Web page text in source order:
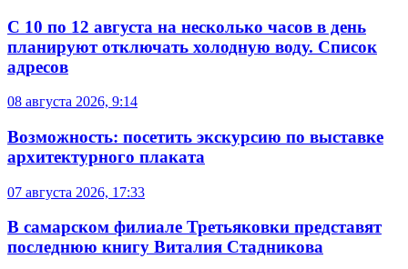
С 10 по 12 августа на несколько часов в день
планируют отключать холодную воду. Список
адресов
08 августа 2026, 9:14
Возможность: посетить экскурсию по выставке
архитектурного плаката
07 августа 2026, 17:33
В самарском филиале Третьяковки представят
последнюю книгу Виталия Стадникова